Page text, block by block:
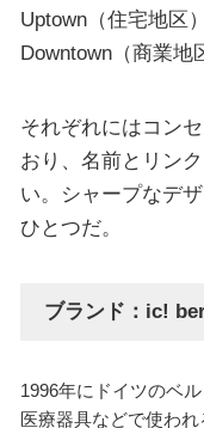
Uptown（住宅地区）
Downtown（商業地
それぞれにはコン
おり、名前とリン
い。シャープなデ
ひとつだ。
ブランド：ic!
1996年にドイツのベ
医療器具などで使わ